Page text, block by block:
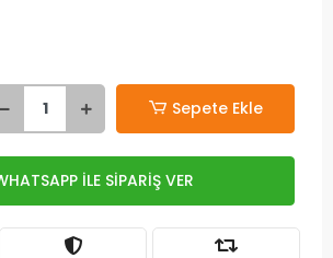
Sepete Ekle
İLE SİPARİŞ VER